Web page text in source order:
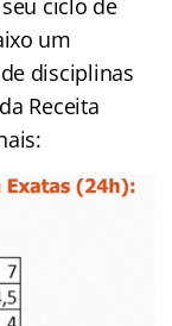
ciclo de
um
disciplinas
Receita